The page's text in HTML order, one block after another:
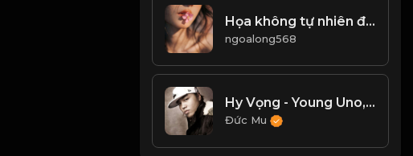
Họa không tự nhiên đến, mà không có lý do... Phúc không tự nhiên đến, một cách tình cờ ! & Đạo
ngoalong568
Hy Vọng - Young Uno, LK
Đức Mu